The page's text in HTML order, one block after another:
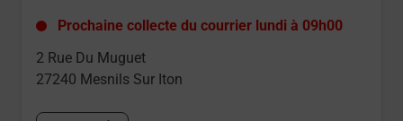
Prochaine collecte du courrier lundi à 09h00
2 Rue Du Muguet
27240 Mesnils Sur Iton